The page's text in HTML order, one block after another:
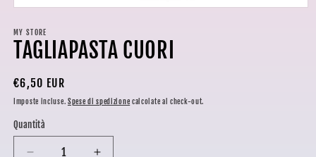
multimediali
1
MY STORE
TAGLIAPASTA CUORI
Prezzo
di
listino
€6,50 EUR
Imposte incluse. Spese di spedizione calcolate al check-out.
Quantità